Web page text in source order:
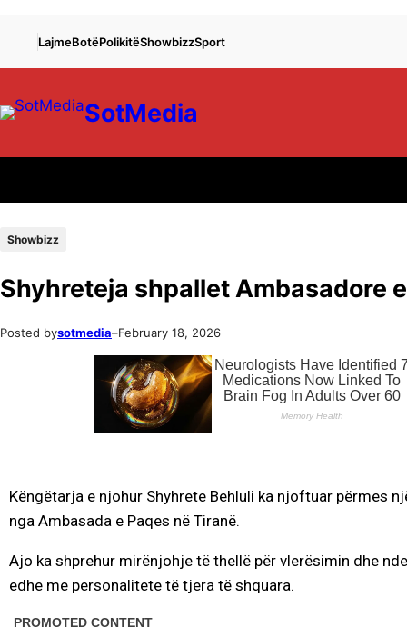
LajmeBotëPolikitëShowbizzSport
SotMedia
Showbizz
Shyhreteja shpallet Ambasadore
Posted bysotmedia–February 18, 2026
Këngëtarja e njohur Shyhrete Behluli ka njoftuar përmes
nga Ambasada e Paqes në Tiranë.
Ajo ka shprehur mirënjohje të thellë për vlerësimin dhe
edhe me personalitete të tjera të shquara.